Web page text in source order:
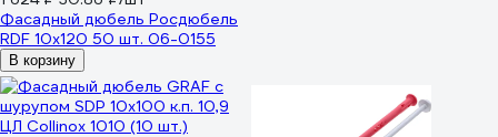
Фасадный дюбель Росдюбель
RDF 10x120 50 шт. 06-0155
В корзину